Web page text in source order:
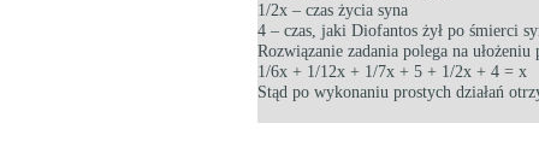
1/2x – czas życia syna
4 – czas, jaki Diofantos żył po śmierci
Rozwiązanie zadania polega na
1/6x + 1/12x + 1/7x + 5 + 1/2x + 4 = x
Stąd po wykonaniu prostych działań